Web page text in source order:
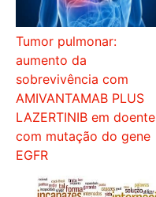
Tumor pulmonar:
aumento da
sobrevivência com
AMIVANTAMAB PLUS
LAZERTINIB em
com mutação do gene
EGFR